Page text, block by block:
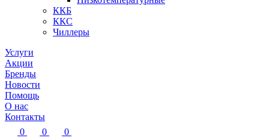
ККБ
ККС
Чиллеры
Услуги
Акции
Бренды
Новости
Помощь
О нас
Контакты
0
0
0